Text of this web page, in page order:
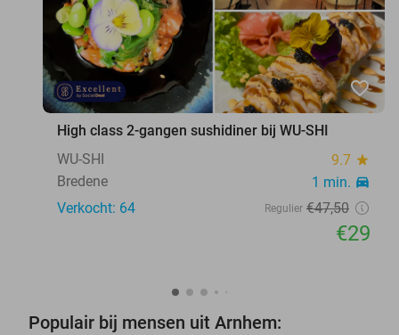
favorite_border
High class 2-gangen sushidiner bij WU-SHI
WU-SHI
9.7 star
Bredene 1 min. directions_car
Verkocht: 64 Regulier €47,50
€29
Populair bij mensen uit Arnhem: